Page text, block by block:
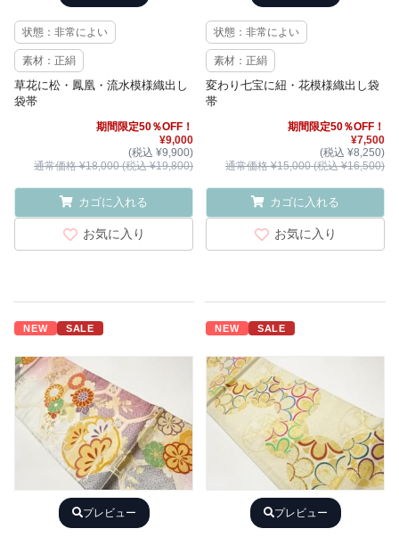
状態：非常によい
素材：正絹
草花に松・鳳凰・流水模様織出し
袋帯
期間限定50％OFF！
¥9,000
(税込 ¥9,900)
通常価格 ¥18,000 (税込 ¥19,800)
カゴに入れる
お気に入り
状態：非常によい
素材：正絹
変わり七宝に紐・花模様織出し袋
帯
期間限定50％OFF！
¥7,500
(税込 ¥8,250)
通常価格 ¥15,000 (税込 ¥16,500)
カゴに入れる
お気に入り
NEW SALE
プレビュー
NEW SALE
プレビュー